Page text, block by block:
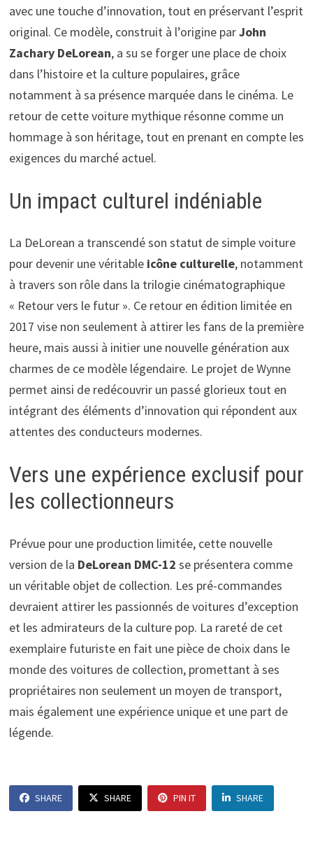
avec une touche d’innovation, tout en préservant l’esprit
original. Ce modèle, construit à l’origine parJohn
Zachary DeLorean, a su se forger une place de choix
dans l’histoire et la culture populaires, grâce
notamment à sa présence marquée dans le cinéma. Le
retour de cette voiture mythique résonne comme un
hommage à son héritage, tout en prenant en compte les
exigences du marché actuel.
Un impact culturel indéniable
La DeLorean a transcendé son statut de simple voiture
pour devenir une véritable icône culturelle, notamment
à travers son rôle dans la trilogie cinématographique
« Retour vers le futur ». Ce retour en édition limitée en
2017 vise non seulement à attirer les fans de la première
heure, mais aussi à initier une nouvelle génération aux
charmes de ce modèle légendaire. Le projet de Wynne
permet ainsi de redécouvrir un passé glorieux tout en
intégrant des éléments d’innovation qui répondent aux
attentes des conducteurs modernes.
Vers une expérience exclusif pour
les collectionneurs
Prévue pour une production limitée, cette nouvelle
version de la DeLorean DMC-12 se présentera comme
un véritable objet de collection. Les pré-commandes
devraient attirer les passionnés de voitures d’exception
et les admirateurs de la culture pop. La rareté de cet
exemplaire futuriste en fait une pièce de choix dans le
monde des voitures de collection, promettant à ses
propriétaires non seulement un moyen de transport,
mais également une expérience unique et une part de
légende.
SHARE SHARE PIN IT SHARE